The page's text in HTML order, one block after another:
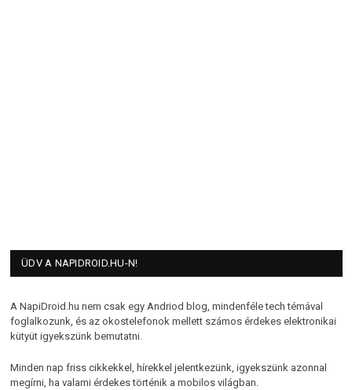
ÜDV A NAPIDROID.HU-N!
A NapiDroid.hu nem csak egy Andriod blog, mindenféle tech témával
foglalkozunk, és az okostelefonok mellett számos érdekes elektronikai
kütyüt igyekszünk bemutatni.
Minden nap friss cikkekkel, hírekkel jelentkezünk, igyekszünk azonnal
megírni, ha valami érdekes történik a mobilos világban.